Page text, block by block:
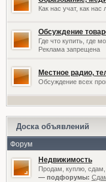
Как нас учат, как нас
Обсуждение
Где что купить, где
Реклама запрещена
Местное радио,
Обсуждение всех
Доска объявлений
Форум
Недвижимость
Продам, куплю,
— подфорумы: